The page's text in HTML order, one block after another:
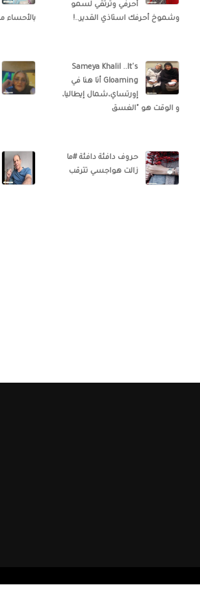
أحرفي وترتقي لسمو
وشموخ أحرفك استاذي القدير..!
بالأحساء
Sameya Khalil ..It's
Gloaming أنا هنا في
إورتساي،شمال إيطاليا،
و الوقت هو "الغسق
حروف دافئة دافئة #ما
زالت هواجسي تترقب